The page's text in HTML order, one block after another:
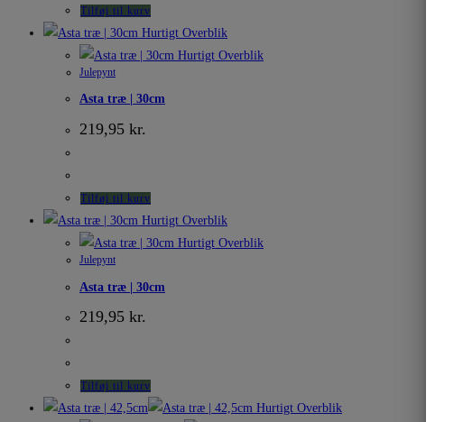
Tilføj til kurv
Hurtigt Overblik
Hurtigt Overblik
Julepynt
Asta træ | 30cm
219,95 kr.
Tilføj til kurv
Hurtigt Overblik
Hurtigt Overblik
Julepynt
Asta træ | 30cm
219,95 kr.
Tilføj til kurv
Hurtigt Overblik